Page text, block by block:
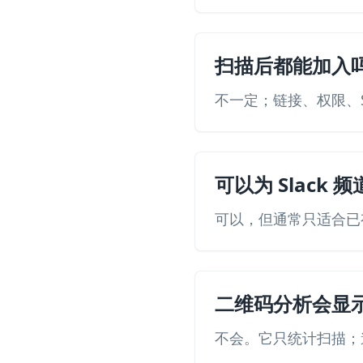
扫描后都能加入
不一定；链接、权限
可以为 Slack 频
可以，但通常只适合
二维码分析会显
不会。它只统计扫描